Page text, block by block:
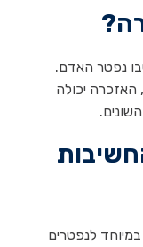
נפטר האדם.
(שנת 13 חודשים), האזכרה יכולה
החשיבות
מיועדת במיוחד לנפטרים